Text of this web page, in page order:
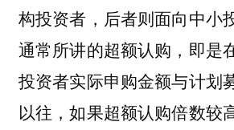
构投资者，后者则面向中小
通常所讲的超额认购，即是
投资者实际申购金额与计划
以往，如果超额认购倍数较